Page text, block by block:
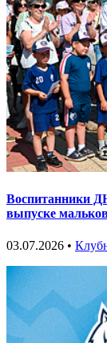
Воспитанники
выпуске
03.07.2026 •